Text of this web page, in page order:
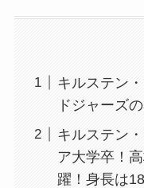
キルステン
ドジャーズ
キルステン
ア大学卒！
躍！身長は